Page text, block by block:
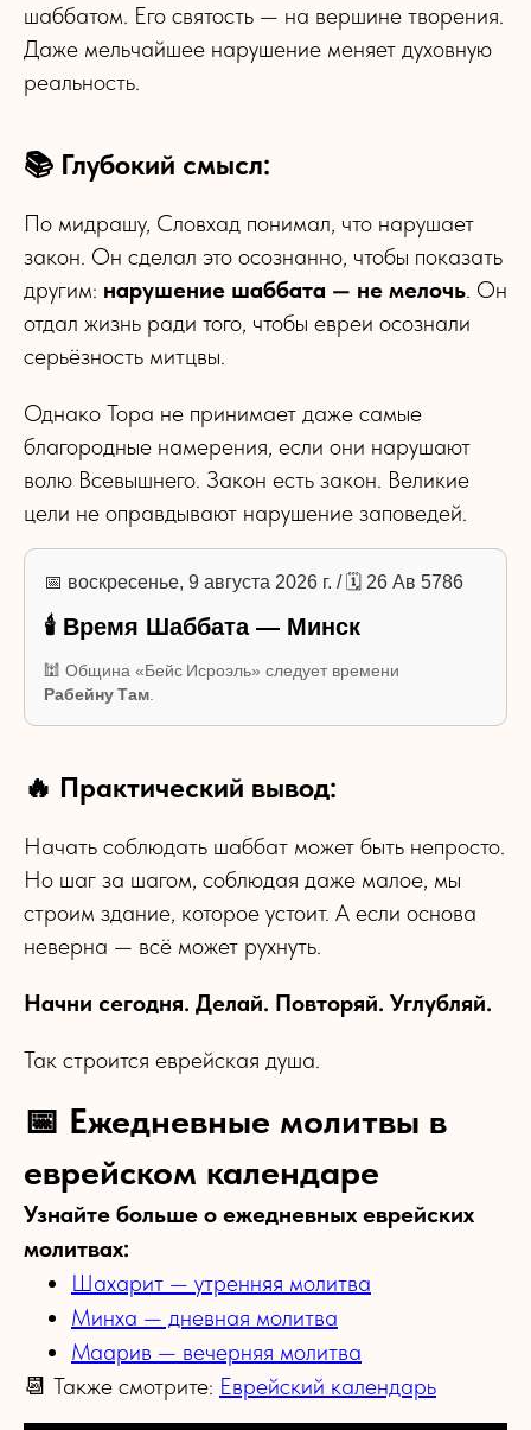
шаббатом. Его святость — на вершине творения.
Даже мельчайшее нарушение меняет духовную
реальность.
📚 Глубокий смысл:
По мидрашу, Словхад понимал, что нарушает
закон. Он сделал это осознанно, чтобы показать
другим: нарушение шаббата — не мелочь. Он
отдал жизнь ради того, чтобы евреи осознали
серьёзность митцвы.
Однако Тора не принимает даже самые
благородные намерения, если они нарушают
волю Всевышнего. Закон есть закон. Великие
цели не оправдывают нарушение заповедей.
📅 воскресенье, 9 августа 2026 г. / 🗓 26 Ав 5786
🕯 Время Шаббата — Минск
🕍 Община «Бейс Исроэль» следует времени
Рабейну Там
🔥 Практический вывод:
Начать соблюдать шаббат может быть непросто.
Но шаг за шагом, соблюдая даже малое, мы
строим здание, которое устоит. А если основа
неверна — всё может рухнуть.
Начни сегодня. Делай. Повторяй. Углубляй.
Так строится еврейская душа.
📅 Ежедневные молитвы в
еврейском календаре
Узнайте больше о ежедневных еврейских
молитвах:
Шахарит — утренняя молитва
Минха — дневная молитва
Маарив — вечерняя молитва
📆 Также смотрите: Еврейский календарь